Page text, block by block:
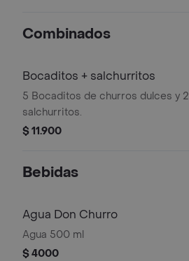
Combinados
Bocaditos + salchurritos
5 Bocaditos de churros dulces y 2
salchurritos.
$ 11.900
Bebidas
Agua Don Churro
Agua 500 ml
$ 4000